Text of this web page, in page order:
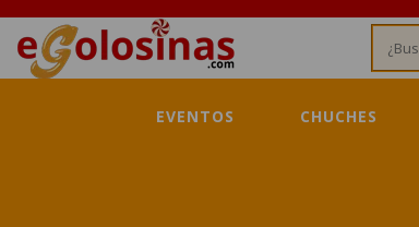
EVENTOS CHUCHES